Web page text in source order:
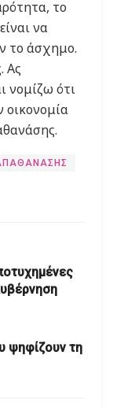
το
να
το άσχημο.
Ας
νομίζω ότι
οικονομία
ψηφίζουν τη